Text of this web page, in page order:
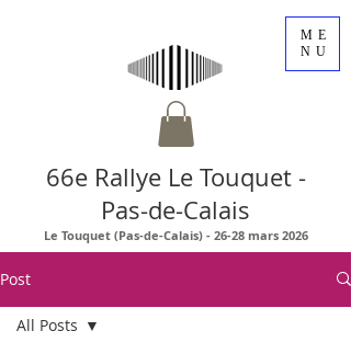
ME
NU
66e Rallye Le Touquet -
Pas-de-Calais
Le Touquet (Pas-de-Calais) - 26-28 mars 2026
Post
All Posts